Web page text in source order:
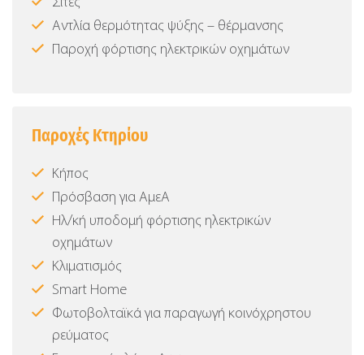
Σίτες
Αντλία θερμότητας ψύξης – θέρμανσης
Παροχή φόρτισης ηλεκτρικών οχημάτων
Παροχές Κτηρίου
Κήπος
Πρόσβαση για ΑμεΑ
Ηλ/κή υποδομή φόρτισης ηλεκτρικών
οχημάτων
Κλιματισμός
Smart Home
Φωτοβολταϊκά για παραγωγή κοινόχρηστου
ρεύματος